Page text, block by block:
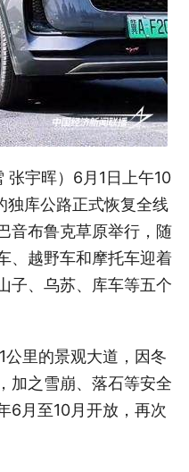
宇晖）6月1日上午10
独库公路正式恢复全线
音布鲁克草原举行，随
、越野车和摩托车迎着
子、乌苏、库车等五个
里的景观大道，因冬
加之雪崩、落石等安全
6月至10月开放，再次